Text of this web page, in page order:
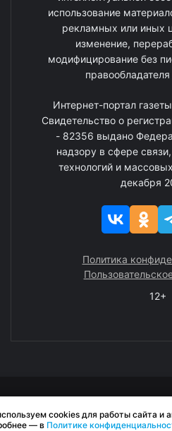
использование
рекламных или иных
изменение,
модифицирование без
Интернет-портал
Свидетельство о
- 82356 выдано
надзору в сфере
технологий и
декабря
Политика
12+
Разработано RASA
cookies для работы сайта и
— в Политике